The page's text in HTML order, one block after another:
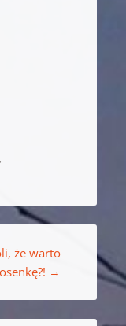
,
że warto
→